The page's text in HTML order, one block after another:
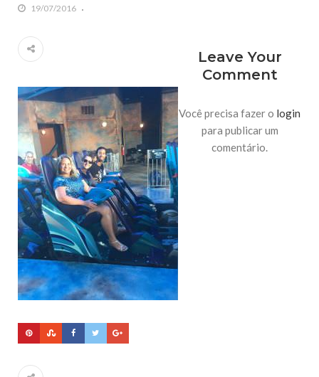
19/07/2016
Leave Your
Comment
Você precisa fazer o login
para publicar um
comentário.